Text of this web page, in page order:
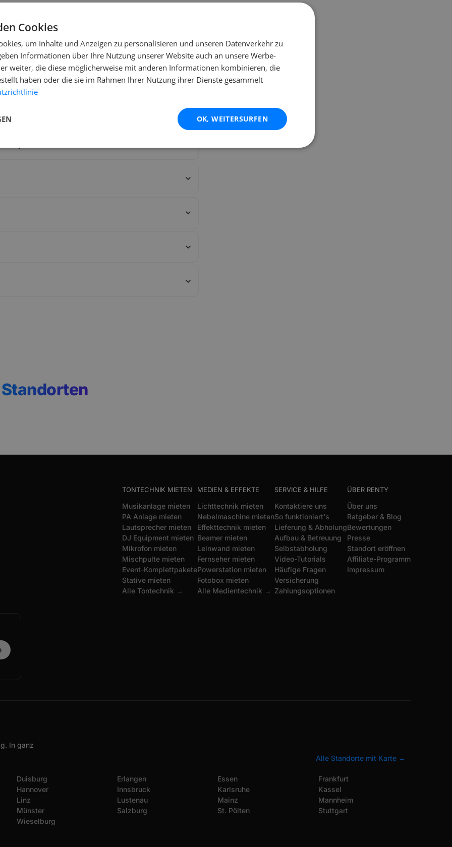
Standorten
TONTECHNIK MIETEN
Musikanlage mieten
PA Anlage mieten
Lautsprecher mieten
DJ Equipment mieten
Mikrofon mieten
Mischpulte mieten
Event-Komplettpakete
Stative mieten
Alle Tontechnik →
MEDIEN & EFFEKTE
Lichttechnik mieten
Nebelmaschine mieten
Effekttechnik mieten
Beamer mieten
Leinwand mieten
Fernseher mieten
Powerstation mieten
Fotobox mieten
Alle Medientechnik →
SERVICE & HILFE
Kontaktiere uns
So funktioniert's
Lieferung & Abholung
Aufbau & Betreuung
Selbstabholung
Video-Tutorials
Häufige Fragen
Versicherung
Zahlungsoptionen
ÜBER RENTY
Über uns
Ratgeber & Blog
Bewertungen
Presse
Standort eröffnen
Affiliate-Programm
Impressum
In ganz
Alle Standorte mit Karte →
Duisburg
Hannover
Linz
Münster
Wieselburg
Erlangen
Innsbruck
Lustenau
Salzburg
Essen
Karlsruhe
Mainz
St. Pölten
Frankfurt
Kassel
Mannheim
Stuttgart
Cookies
um Inhalte und Anzeigen zu personalisieren und unseren Datenverkehr zu
Informationen über Ihre Nutzung unserer Website auch an unsere Werbe-
weiter, die diese möglicherweise mit anderen Informationen kombinieren, die
haben oder die sie im Rahmen Ihrer Nutzung ihrer Dienste gesammelt
OK, WEITERSURFEN